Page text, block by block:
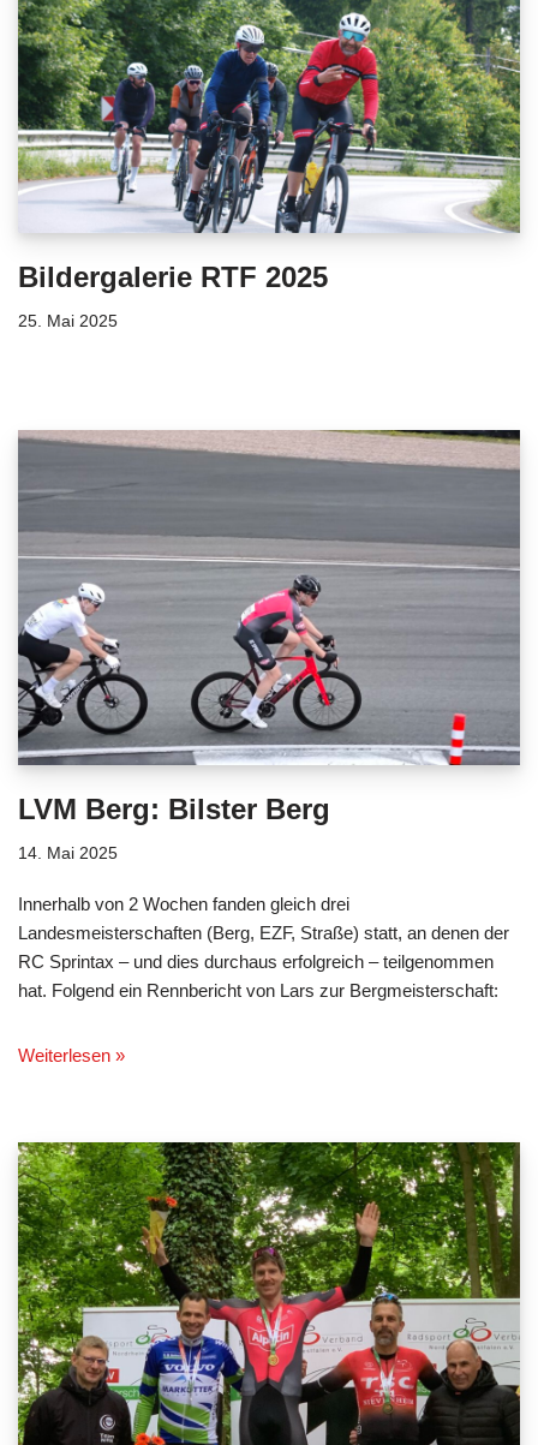
Bildergalerie RTF 2025
25. Mai 2025
LVM Berg: Bilster Berg
14. Mai 2025
Innerhalb von 2 Wochen fanden gleich drei
Landesmeisterschaften (Berg, EZF, Straße) statt, an denen der
RC Sprintax – und dies durchaus erfolgreich – teilgenommen
hat. Folgend ein Rennbericht von Lars zur Bergmeisterschaft:
Weiterlesen »